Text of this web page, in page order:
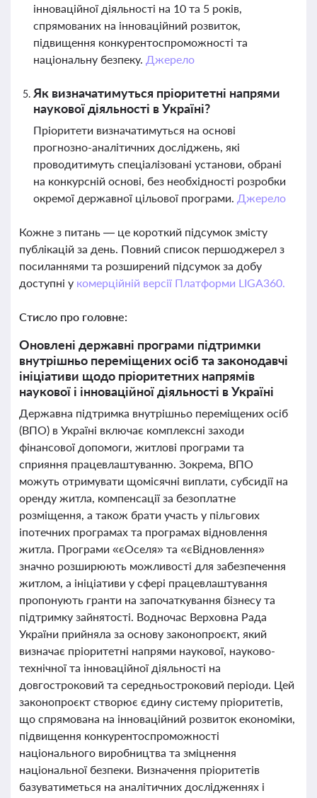
інноваційної діяльності на 10 та 5 років,
спрямованих на інноваційний розвиток,
підвищення конкурентоспроможності та
національну безпеку. Джерело
Як визначатимуться пріоритетні напрями
наукової діяльності в Україні?
Пріоритети визначатимуться на основі
прогнозно-аналітичних досліджень, які
проводитимуть спеціалізовані установи, обрані
на конкурсній основі, без необхідності розробки
окремої державної цільової програми. Джерело
Кожне з питань — це короткий підсумок змісту
публікацій за день. Повний список першоджерел з
посиланнями та розширений підсумок за добу
доступні у комерційній версії Платформи LIGA360.
Стисло про головне:
Оновлені державні програми підтримки
внутрішньо переміщених осіб та законодавчі
ініціативи щодо пріоритетних напрямів
наукової і інноваційної діяльності в Україні
Державна підтримка внутрішньо переміщених осіб
(ВПО) в Україні включає комплексні заходи
фінансової допомоги, житлові програми та
сприяння працевлаштуванню. Зокрема, ВПО
можуть отримувати щомісячні виплати, субсидії на
оренду житла, компенсації за безоплатне
розміщення, а також брати участь у пільгових
іпотечних програмах та програмах відновлення
житла. Програми «єОселя» та «єВідновлення»
значно розширюють можливості для забезпечення
житлом, а ініціативи у сфері працевлаштування
пропонують гранти на започаткування бізнесу та
підтримку зайнятості. Водночас Верховна Рада
України прийняла за основу законопроєкт, який
визначає пріоритетні напрями наукової, науково-
технічної та інноваційної діяльності на
довгостроковий та середньостроковий періоди. Цей
законопроєкт створює єдину систему пріоритетів,
що спрямована на інноваційний розвиток економіки,
підвищення конкурентоспроможності
національного виробництва та зміцнення
національної безпеки. Визначення пріоритетів
базуватиметься на аналітичних дослідженнях і